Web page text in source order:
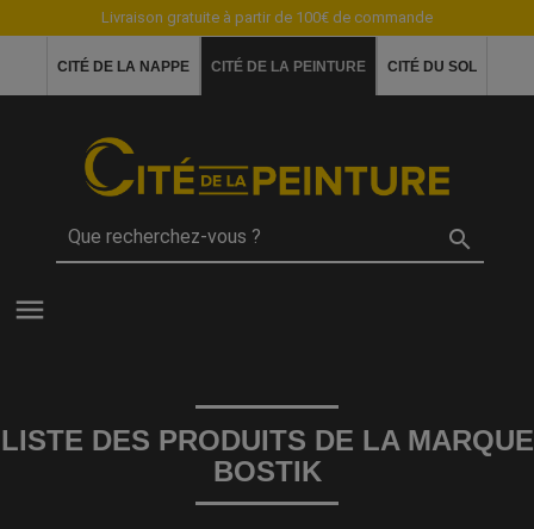
Livraison gratuite à partir de 100€ de commande
CITÉ DE LA NAPPE CITÉ DE LA PEINTURE CITÉ DU SOL

menu
LISTE DES PRODUITS DE LA MARQUE
BOSTIK